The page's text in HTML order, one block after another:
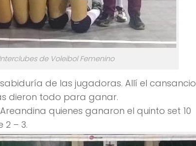
de Voleibol Femenino
de las jugadoras. Allí el cansancio
dieron todo para ganar.
quienes ganaron el quinto set 10
– 3.